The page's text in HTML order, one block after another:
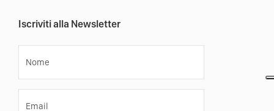
Iscriviti alla Newsletter
Nome
Email